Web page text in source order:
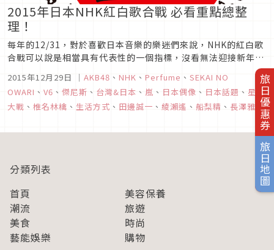
旅日優惠券
旅日地圖
2015年日本NHK紅白歌合戰 必看重點總整
理！
每年的12/31，對於喜歡日本音樂的樂迷們來說，NHK的紅白歌
合戰可以說是相當具有代表性的一個指標，沒看無法迎接新年
的。光是由田邊畫伯設計LOGO就可以讓這次的紅白話題性增添
不少～接下來就讓我們一一向大家介紹吧！
2015年12月29日 ｜ AKB48 、 NHK 、 Perfume 、 SEKAI NO
OWARI 、 V6 、 傑尼斯 、 台灣&日本 、 嵐 、 日本偶像 、 日本話題 、 星際
大戰 、 椎名林檎 、 生活方式 、 田邊誠一 、 綾瀨遙 、 船梨精 、 長澤雅美
分類列表
首頁
美容保養
潮流
旅遊
美食
時尚
藝能娛樂
購物